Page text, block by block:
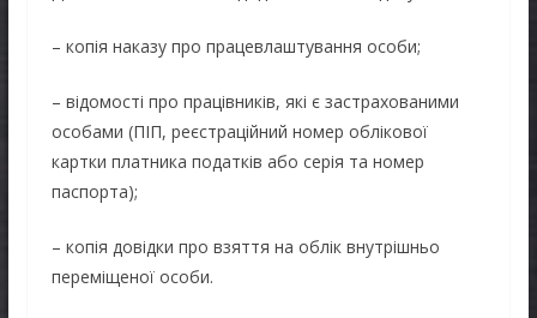
– копія наказу про працевлаштування особи;
– відомості про працівників, які є застрахованими
особами (ПІП, реєстраційний номер облікової
картки платника податків або серія та номер
паспорта);
– копія довідки про взяття на облік внутрішньо
переміщеної особи.